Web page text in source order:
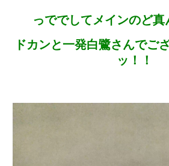
っででしてメインのど真
ドカンと一発白鷺さんでご
ッ！！